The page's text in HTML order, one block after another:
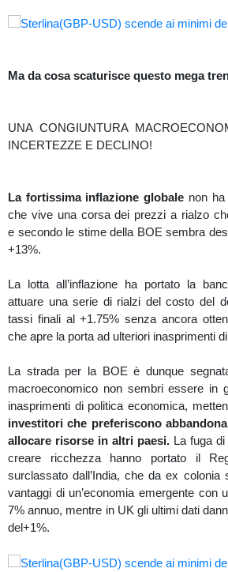
Ma da cosa scaturisce questo mega
UNA CONGIUNTURA
INCERTEZZE E DECLINO!
La fortissima inflazione globale non
che vive una corsa dei prezzi a rialzo
e secondo le stime della BOE sembra
+13%.
La lotta all’inflazione ha portato la
attuare una serie di rialzi del costo del
tassi finali al +1.75% senza ancora
che apre la porta ad ulteriori inasprimenti
La strada per la BOE è dunque
macroeconomico non sembri essere in
inasprimenti di politica economica,
investitori che preferiscono
allocare risorse in altri paesi. La fuga
creare ricchezza hanno portato il
surclassato dall’India, che da ex colonia
vantaggi di un’economia emergente con
7% annuo, mentre in UK gli ultimi dati
del+1%.